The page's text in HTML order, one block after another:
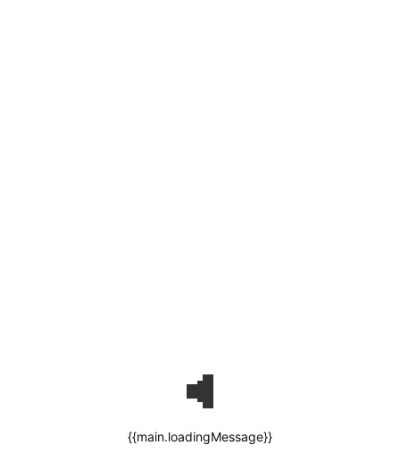
{{main.loadingMessage}}